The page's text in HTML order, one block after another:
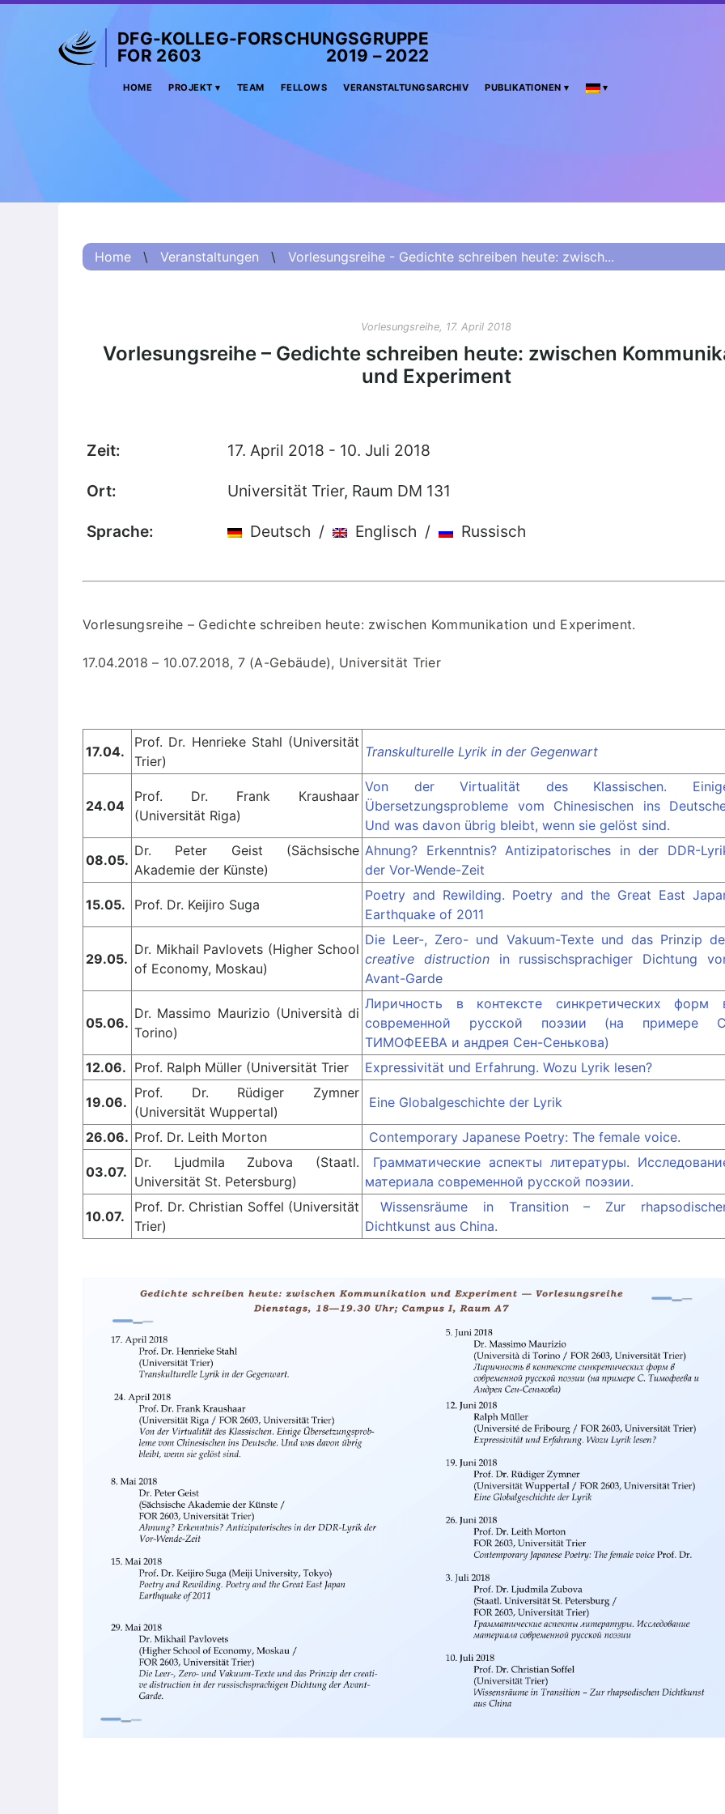
О проекте (Beschreibung
项目简介 (Beschreibung
Chinesisch)
Veranstaltungsarchiv
Gesamtverzeichnis der
Reihe „Neuere Lyrik“
Kulturkomparatistik
DFG-KOLLEG-FORSCHUNGSGRUPPE
FOR 2603 2019 – 2022
HOME PROJEKT TEAM FELLOWS VERANSTALTUNGSARCHIV PUBLIKATIONEN
Home \ Veranstaltungen \ Vorlesungsreihe - Gedichte schreiben heute: zwisch...
Vorlesungsreihe, 17. April 2018
Vorlesungsreihe – Gedichte schreiben heute: zwischen
und Experiment
Zeit: 17. April 2018 - 10. Juli 2018
Ort: Universität Trier, Raum DM 131
Sprache: Deutsch / Englisch / Russisch
Vorlesungsreihe – Gedichte schreiben heute: zwischen Kommunikation und Experiment.
17.04.2018 – 10.07.2018, 7 (A-Gebäude), Universität Trier
17.04.
Prof. Dr. Henrieke Stahl (Universität
Trier)
Transkulturelle Lyrik in der Gegenwart
24.04
Prof. Dr. Frank Кraushaar
(Universität Riga)
Von der Virtualität des Klassischen.
Übersetzungsprobleme vom Chinesischen ins
Und was davon übrig bleibt, wenn sie gelöst sind.
08.05.
Dr. Peter Geist (Sächsische
Akademie der Künste)
Ahnung? Erkenntnis? Antizipatorisches in der DDR-
der Vor-Wende-Zeit
15.05. Prof. Dr. Keijiro Suga
Poetry and Rewilding. Poetry and the Great East
Earthquake of 2011
29.05.
Dr. Mikhail Pavlovets (Higher School
of Economy, Moskau)
Die Leer-, Zero- und Vakuum-Texte und das Prinzip
creative distructionin russischsprachiger Dichtung
Avant-Garde
05.06.
Dr. Massimo Maurizio (Università di
Torino)
Лиричность в контексте синкретических форм
современной русской поэзии (на примере
ТИМОФЕЕВА и андрея Сен-Сенькова)
12.06. Prof. Ralph Müller (Universität Trier Expressivität und Erfahrung. Wozu Lyrik lesen?
19.06.
Prof. Dr. Rüdiger Zymner
(Universität Wuppertal)
Eine Globalgeschichte der Lyrik
26.06. Prof. Dr. Leith Morton Contemporary Japanese Poetry: The female voice.
03.07.
Dr. Ljudmila Zubova (Staatl.
Universität St. Petersburg)
Грамматические аспекты литературы.
материала современной русской поэзии.
10.07.
Prof. Dr. Christian Soffel (Universität
Trier)
Wissensräume in Transition – Zur
Dichtkunst aus China.